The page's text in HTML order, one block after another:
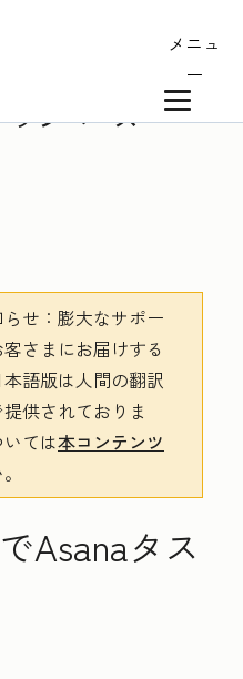
メニュ
ー
ッジベース
せ ：膨大なサポー
さまにお届けする
語版は人間の翻訳
供されておりま
ては本コンテンツ
Asanaタス